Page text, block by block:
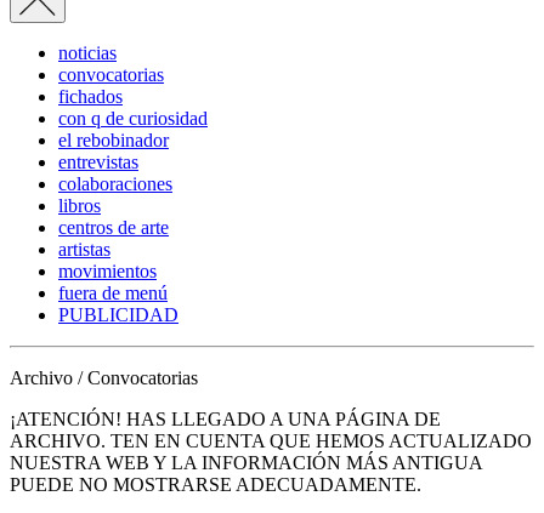
noticias
convocatorias
fichados
con q de curiosidad
el rebobinador
entrevistas
colaboraciones
libros
centros de arte
artistas
movimientos
fuera de menú
PUBLICIDAD
Archivo / Convocatorias
¡ATENCIÓN! HAS LLEGADO A UNA PÁGINA DE
ARCHIVO. TEN EN CUENTA QUE HEMOS ACTUALIZADO
NUESTRA WEB Y LA INFORMACIÓN MÁS ANTIGUA
PUEDE NO MOSTRARSE ADECUADAMENTE.